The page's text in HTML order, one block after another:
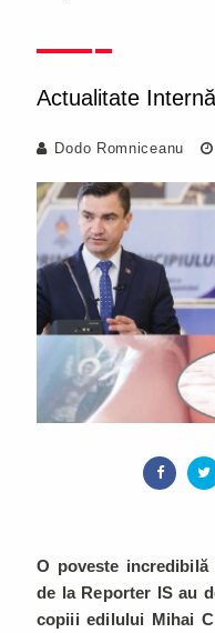
Actualitate Internă
Dodo Romniceanu
O poveste
de la Reporter IS au
copiii edilului Mihai